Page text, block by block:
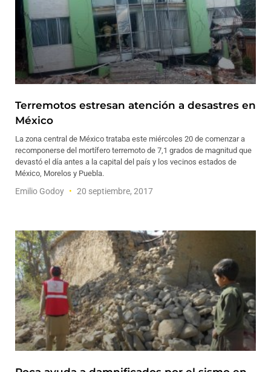
Terremotos estresan atención a desastres en
México
La zona central de México trataba este miércoles 20 de comenzar a
recomponerse del mortífero terremoto de 7,1 grados de magnitud que
devastó el día antes a la capital del país y los vecinos estados de
México, Morelos y Puebla.
Emilio Godoy 20 septiembre, 2017